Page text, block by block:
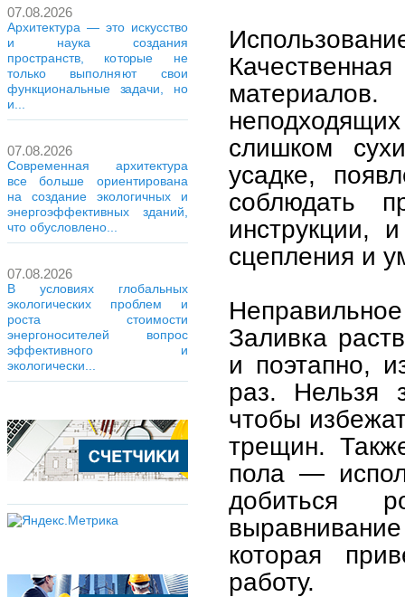
07.08.2026
Архитектура — это искусство
и наука создания
пространств, которые не
только выполняют свои
функциональные задачи, но
и...
07.08.2026
Современная архитектура
все больше ориентирована
на создание экологичных и
энергоэффективных зданий,
что обусловлено...
07.08.2026
В условиях глобальных
экологических проблем и
роста стоимости
энергоносителей вопрос
эффективного и
экологически...
слишком
усадке,
соблюдать
инструкции,
сцепления и
Заливка
и поэтапно,
раз. Нельзя
чтобы
трещин.
пола —
добиться
которая
работу.